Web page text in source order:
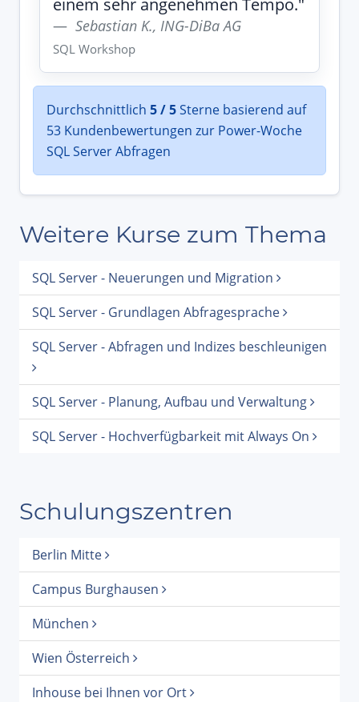
Sebastian K., ING-DiBa AG
SQL Workshop
Durchschnittlich 5 / 5Sterne basierend auf
53 Kundenbewertungen zur Power-Woche
SQL Server Abfragen
Weitere Kurse zum Thema
SQL Server - Neuerungen und Migration
SQL Server - Grundlagen Abfragesprache
SQL Server - Abfragen und Indizes beschleunigen
SQL Server - Planung, Aufbau und Verwaltung
SQL Server - Hochverfügbarkeit mit Always On
Schulungszentren
Berlin Mitte
Campus Burghausen
München
Wien Österreich
Inhouse bei Ihnen vor Ort